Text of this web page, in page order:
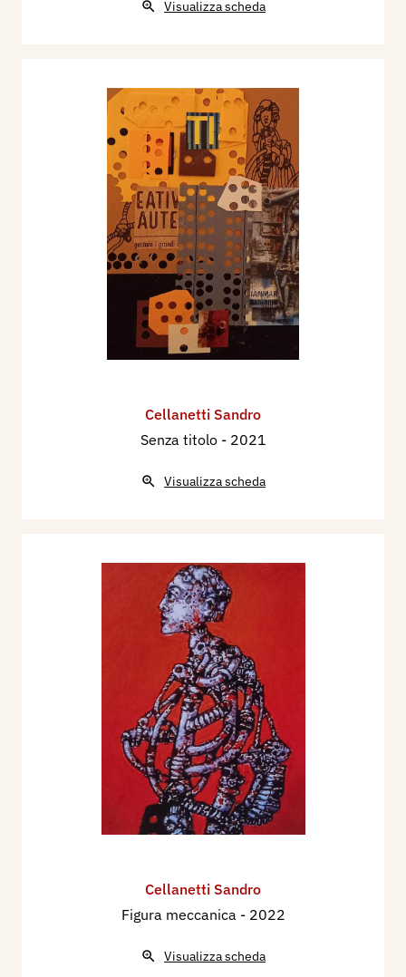
Visualizza scheda
Cellanetti Sandro
Senza titolo - 2021
Visualizza scheda
Cellanetti Sandro
Figura meccanica - 2022
Visualizza scheda